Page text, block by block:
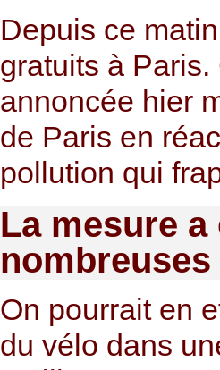
Depuis ce
gratuits à
annoncée hier
de Paris en
pollution qui
La mesure a
On pourrait en
du vélo dans